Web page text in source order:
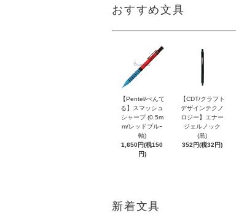
おすすめ文具
【Pentel/ぺんて
る】スマッシュ
シャープ (0.5m
m/レッドブルｰ
軸)
1,650円(税150
円)
【CDT/クラフト
デザインテクノ
ロジー】エナー
ジェルノック
(黒)
352円(税32円)
新着文具